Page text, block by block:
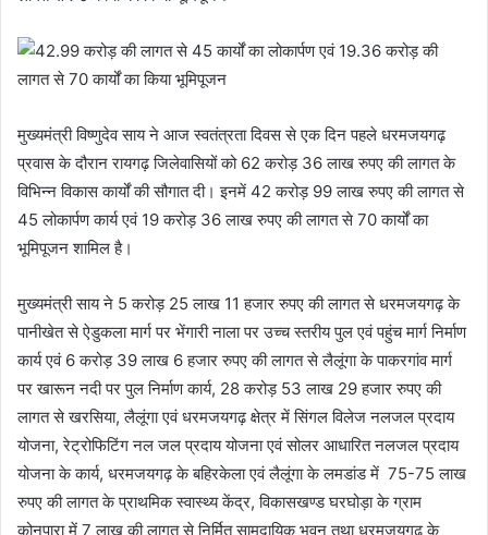
मुख्यमंत्री विष्णुदेव साय ने आज स्वतंत्रता दिवस से एक दिन पहले धरमजयगढ़
प्रवास के दौरान रायगढ़ जिलेवासियों को 62 करोड़ 36 लाख रुपए की लागत के
विभिन्न विकास कार्यों की सौगात दी। इनमें 42 करोड़ 99 लाख रुपए की लागत से
45 लोकार्पण कार्य एवं 19 करोड़ 36 लाख रुपए की लागत से 70 कार्यों का
भूमिपूजन शामिल है।
मुख्यमंत्री साय ने 5 करोड़ 25 लाख 11 हजार रुपए की लागत से धरमजयगढ़ के
पानीखेत से ऐडुकला मार्ग पर भेंगारी नाला पर उच्च स्तरीय पुल एवं पहुंच मार्ग निर्माण
कार्य एवं 6 करोड़ 39 लाख 6 हजार रुपए की लागत से लैलूंगा के पाकरगांव मार्ग
पर खारून नदी पर पुल निर्माण कार्य, 28 करोड़ 53 लाख 29 हजार रुपए की
लागत से खरसिया, लैलूंगा एवं धरमजयगढ़ क्षेत्र में सिंगल विलेज नलजल प्रदाय
योजना, रेट्रोफिटिंग नल जल प्रदाय योजना एवं सोलर आधारित नलजल प्रदाय
योजना के कार्य, धरमजयगढ़ के बहिरकेला एवं लैलूंगा के लमडांड में 75-75 लाख
रुपए की लागत के प्राथमिक स्वास्थ्य केंद्र, विकासखण्ड घरघोड़ा के ग्राम
कोनपारा में 7 लाख की लागत से निर्मित सामुदायिक भवन तथा धरमजयगढ़ के